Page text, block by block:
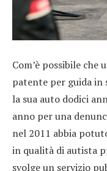
Com’è possibile che
patente per guida in
la sua auto dodici
anno per una
nel 2011 abbia
in qualità di autista
svolge un servizio